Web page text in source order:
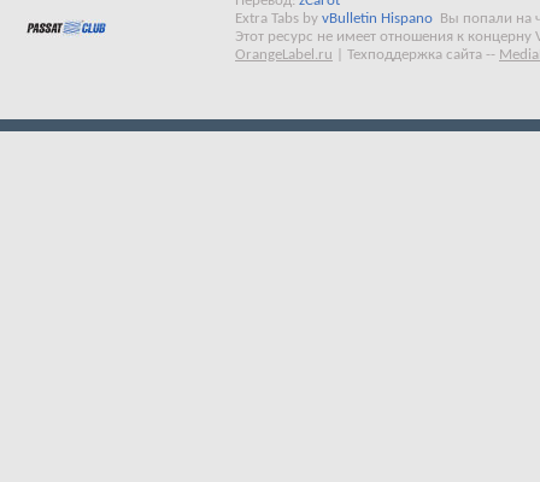
Extra Tabs by vBulletin Hispano
Вы попали на
Этот ресурс не имеет отношения к концерну
OrangeLabel.ru
Техподдержка сайта --